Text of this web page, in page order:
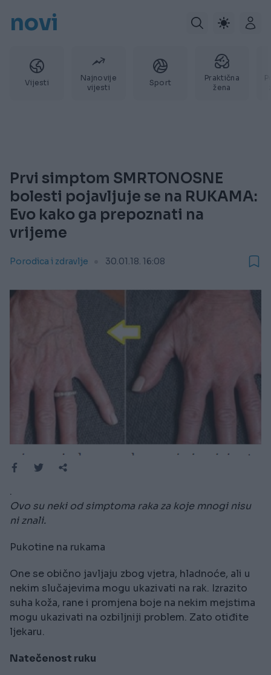
novi
Vijesti
Najnovije
vijesti
Sport
Praktična
žena
Prvi simptom SMRTONOSNE
bolesti pojavljuje se na RUKAMA:
Evo kako ga prepoznati na
vrijeme
Porodica i zdravlje 30.01.18. 16:08
.
Ovo su neki od simptoma raka za koje mnogi nisu
ni znali.
Pukotine na rukama
One se obično javljaju zbog vjetra, hladnoće, ali u
nekim slučajevima mogu ukazivati na rak. Izrazito
suha koža, rane i promjena boje na nekim mejstima
mogu ukazivati na ozbiljniji problem. Zato otiđite
ljekaru.
Natečenost ruku